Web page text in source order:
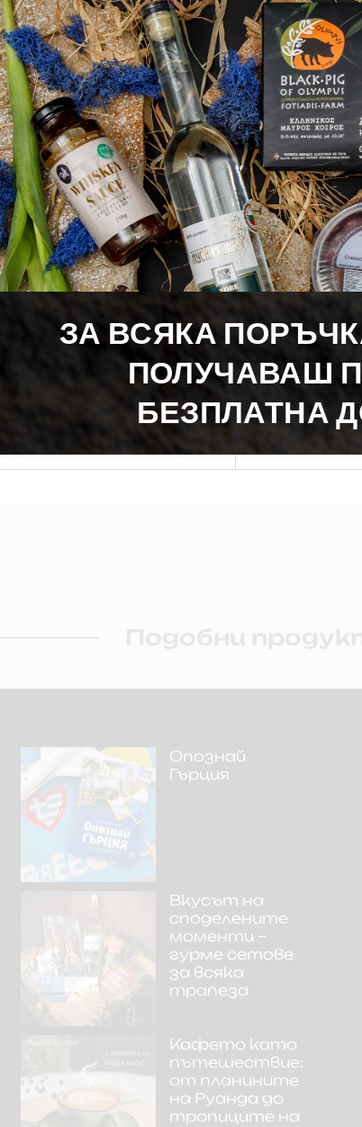
дни.
класически деликатес.
На 100 гр.
1368,03 кДж/
19,62 гр.
10,9 гр.
0,1 гр.
0,1 гр.
36,77 гр.
Опознай
Гърция
Вкусът на
споделените
моменти –
гурме сетове
за всяка
трапеза
Кафето като
пътешествие:
от планините
на Руанда до
тропиците на
ЗА ВСЯКА
ПОЛУЧАВАШ
БЕЗПЛАТНА